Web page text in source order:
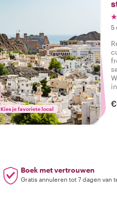
Kies je favoriete local
5
Boek met vertrouwen
Gratis annuleren tot 7 dagen van